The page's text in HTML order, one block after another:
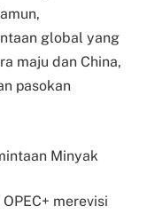
global yang
maju dan China,
pasokan
Minyak
merevisi